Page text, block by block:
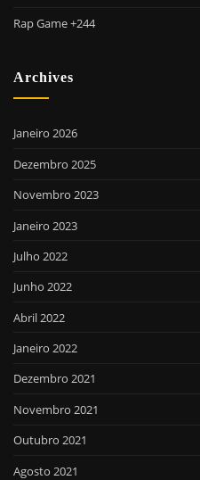
Rap Game +244
Archives
Janeiro 2026
Dezembro 2025
Novembro 2023
Janeiro 2023
Julho 2022
Junho 2022
Abril 2022
Janeiro 2022
Dezembro 2021
Novembro 2021
Outubro 2021
Agosto 2021